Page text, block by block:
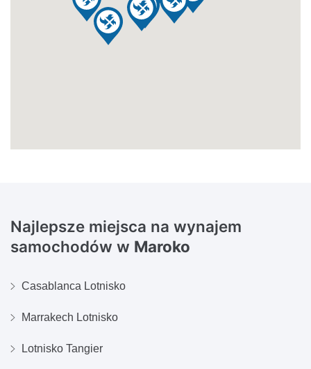
Najlepsze miejsca na wynajem
samochodów w Maroko
Casablanca Lotnisko
Marrakech Lotnisko
Lotnisko Tangier